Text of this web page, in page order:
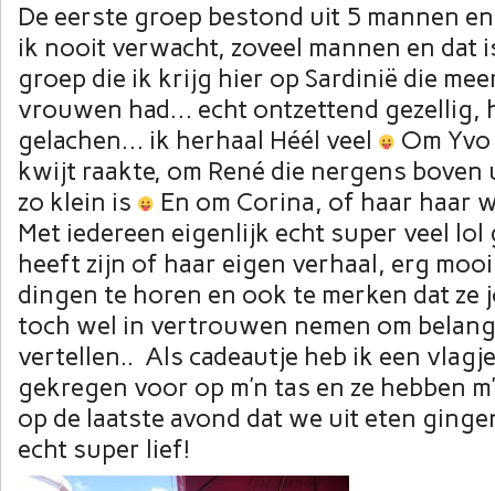
De eerste groep bestond uit 5 mannen
ik nooit verwacht, zoveel mannen en dat
groep die ik krijg hier op Sardinië die
vrouwen had… echt ontzettend gezellig,
gelachen… ik herhaal Héél veel
Om
kwijt raakte, om René die nergens
zo klein is
En om Corina, of haar haar
Met iedereen eigenlijk echt super veel lol
heeft zijn of haar eigen verhaal, erg
dingen te horen en ook te merken dat ze
toch wel in vertrouwen nemen om
vertellen.. Als cadeautje heb ik een
gekregen voor op m’n tas en ze hebben
op de laatste avond dat we uit eten
echt super lief!